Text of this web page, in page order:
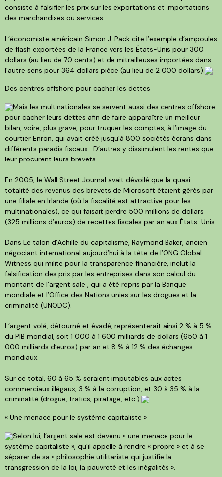
consiste à falsifier les prix sur les exportations et importations
des marchandises ou services.
L’économiste américain Simon J. Pack cite l’exemple d’ampoules
de flash exportées de la France vers les États-Unis pour 300
dollars (au lieu de 70 cents) et de mitrailleuses importées dans
l’autre sens pour 364 dollars pièce (au lieu de 2 000 dollars).
Des centres offshore pour cacher les dettes
Mais les multinationales se servent aussi des centres offshore
pour cacher leurs dettes afin de faire apparaître un meilleur
bilan, voire, plus grave, pour truquer les comptes, à l’image du
courtier Enron, qui avait créé jusqu’à 800 sociétés écrans dans
différents paradis fiscaux . D’autres y dissimulent les rentes que
leur procurent leurs brevets.
En 2005, le Wall Street Journal avait dévoilé que la quasi-
totalité des revenus des brevets de Microsoft étaient gérés par
une filiale en Irlande (où la fiscalité est attractive pour les
multinationales), ce qui faisait perdre 500 millions de dollars
(325 millions d’euros) de recettes fiscales par an aux États-Unis.
Dans Le talon d’Achille du capitalisme, Raymond Baker, ancien
négociant international aujourd’hui à la tête de l’ONG Global
Witness qui milite pour la transparence financière, inclut la
falsification des prix par les entreprises dans son calcul du
montant de l’argent sale , qui a été repris par la Banque
mondiale et l’Office des Nations unies sur les drogues et la
criminalité (UNODC).
L’argent volé, détourné et évadé, représenterait ainsi 2 % à 5 %
du PIB mondial, soit 1 000 à 1 600 milliards de dollars (650 à 1
000 milliards d’euros) par an et 8 % à 12 % des échanges
mondiaux.
Sur ce total, 60 à 65 % seraient imputables aux actes
commerciaux illégaux, 3 % à la corruption, et 30 à 35 % à la
criminalité (drogue, trafics, piratage, etc.).
« Une menace pour le système capitaliste »
Selon lui, l’argent sale est devenu « une menace pour le
système capitaliste », qu’il appelle à rendre « propre » et à se
séparer de sa « philosophie utilitariste qui justifie la
transgression de la loi, la pauvreté et les inégalités ».